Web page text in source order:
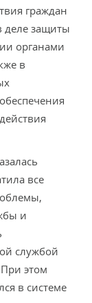
граждан
деле защиты
органами
в
все
и
службой
этом
в системе